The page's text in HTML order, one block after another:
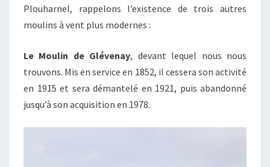
Plouharnel, rappelons l’existence de trois autres
moulins à vent plus modernes :
Le Moulin de Glévenay, devant lequel nous nous
trouvons. Mis en service en 1852, il cessera son activité
en 1915 et sera démantelé en 1921, puis abandonné
jusqu’à son acquisition en 1978.